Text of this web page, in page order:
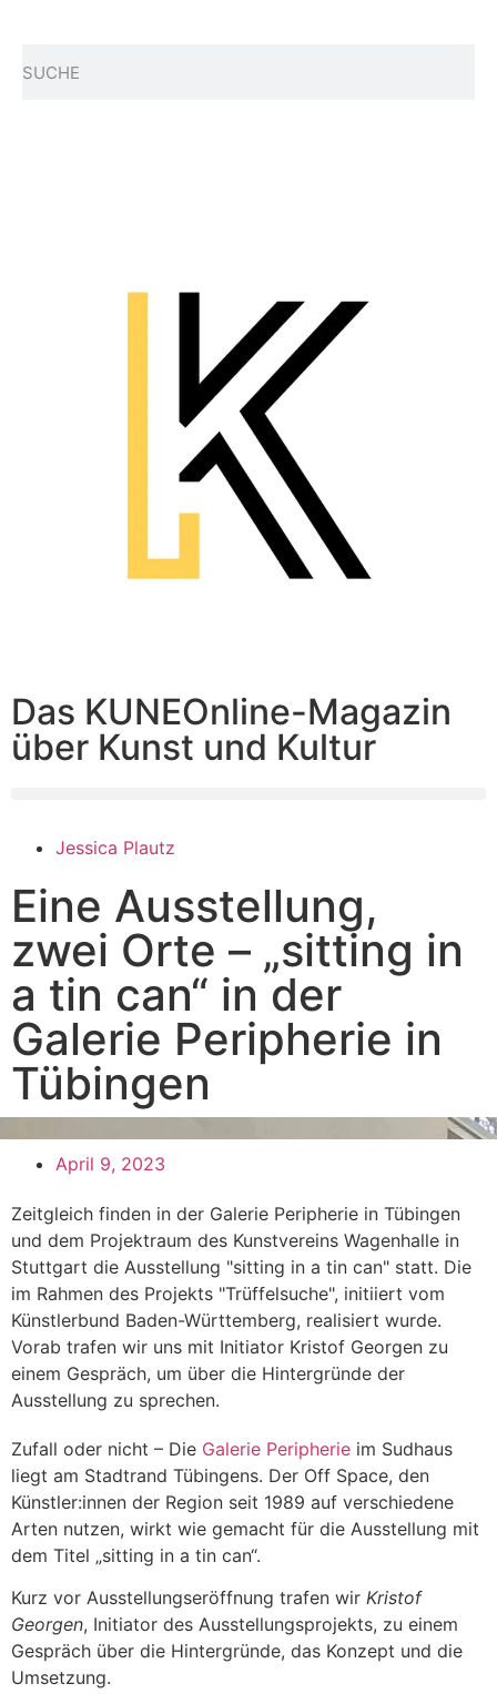
Das KUNEOnline-Magazin
über Kunst und Kultur
Jessica Plautz
Eine Ausstellung,
zwei Orte – „sitting in
a tin can“ in der
Galerie Peripherie in
Tübingen
April 9, 2023
Zeitgleich finden in der Galerie Peripherie in Tübingen
und dem Projektraum des Kunstvereins Wagenhalle in
Stuttgart die Ausstellung "sitting in a tin can" statt. Die
im Rahmen des Projekts "Trüffelsuche", initiiert vom
Künstlerbund Baden-Württemberg, realisiert wurde.
Vorab trafen wir uns mit Initiator Kristof Georgen zu
einem Gespräch, um über die Hintergründe der
Ausstellung zu sprechen.
Zufall oder nicht – Die Galerie Peripherie im Sudhaus
liegt am Stadtrand Tübingens. Der Off Space, den
Künstler:innen der Region seit 1989 auf verschiedene
Arten nutzen, wirkt wie gemacht für die Ausstellung mit
dem Titel „sitting in a tin can“.
Kurz vor Ausstellungseröffnung trafen wir Kristof
Georgen, Initiator des Ausstellungsprojekts, zu einem
Gespräch über die Hintergründe, das Konzept und die
Umsetzung.